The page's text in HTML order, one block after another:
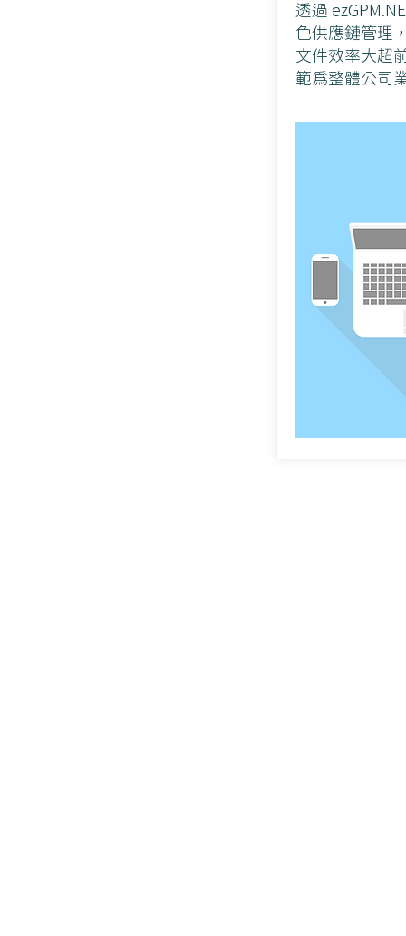
透過
色供應鏈管理
文件效率大超
範為整體公司